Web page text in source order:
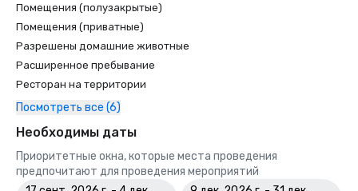
Помещения (полузакрытые)
Помещения (приватные)
Разрешены домашние животные
Расширенное пребывание
Ресторан на территории
Посмотреть все (6)
Необходимы даты
Приоритетные окна, которые места проведения
предпочитают для проведения мероприятий